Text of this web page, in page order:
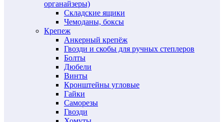
органайзеры)
Складские ящики
Чемоданы, боксы
Крепеж
Анкерный крепёж
Гвозди и скобы для ручных степлеров
Болты
Дюбели
Винты
Кронштейны угловые
Гайки
Саморезы
Гвозди